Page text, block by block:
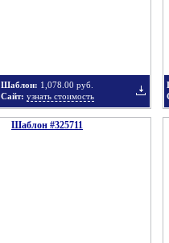
Шаблон: 1,078.00 руб.
Сайт: узнать стоимость
Шаблон #325711